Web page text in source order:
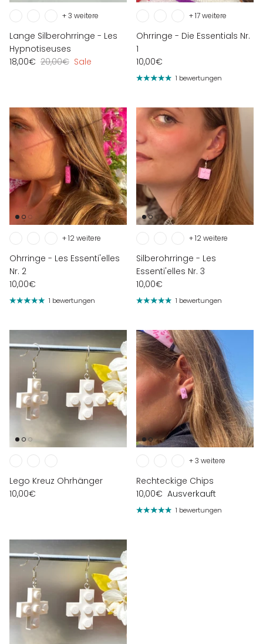
Lange Silberohrringe - Les
Hypnotiseuses
18,00€ 20,00€ Sale
+ 3 weitere
Ohrringe - Die Essentials Nr.
1
10,00€
+ 17 weitere
1 bewertungen
Ohrringe - Les Essenti'elles
Nr. 2
10,00€
+ 12 weitere
1 bewertungen
Silberohrringe - Les
Essenti'elles Nr. 3
10,00€
+ 12 weitere
1 bewertungen
Lego Kreuz Ohrhänger
10,00€
Rechteckige Chips
10,00€ Ausverkauft
+ 3 weitere
1 bewertungen